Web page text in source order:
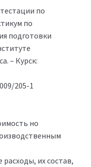
по
по
подготовки
– Курск:
205-1
но
расходы, их состав,